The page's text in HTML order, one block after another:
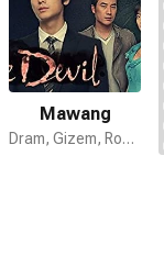
Mawang
Dram, Gizem, Romantik